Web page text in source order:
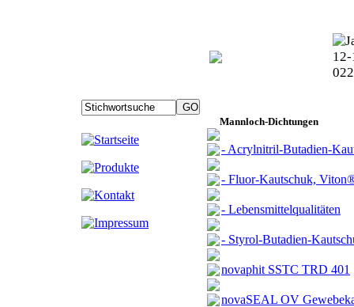
Mannloch-Dichtungen
- Acrylnitril-Butadien-
- Fluor-Kautschuk,
- Lebensmittelqualitäten
- Styrol-Butadien-
novaphit SSTC TRD 401
novaSEAL OV